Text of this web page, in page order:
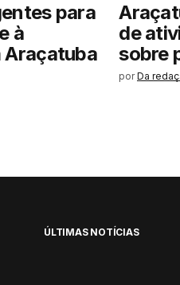
para
à
Araçatuba
de
sobre
por Da
ÚLTIMAS NOTÍCIAS